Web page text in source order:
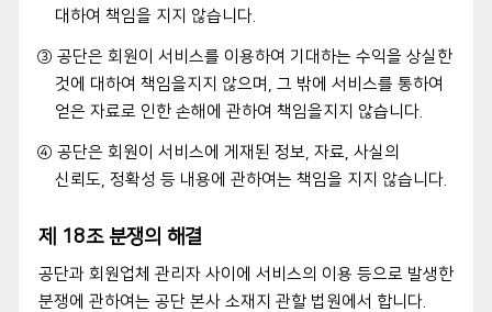
대하여 책임을 지지 않습니다.
③ 공단은 회원이 서비스를 이용하여 기대하는 수익을 상실한
것에 대하여 책임을지지 않으며, 그 밖에 서비스를 통하여
얻은 자료로 인한 손해에 관하여 책임을지지 않습니다.
④ 공단은 회원이 서비스에 게재된 정보, 자료, 사실의
신뢰도, 정확성 등 내용에 관하여는 책임을 지지 않습니다.
제 18조 분쟁의 해결
공단과 회원업체 관리자 사이에 서비스의 이용 등으로 발생한
분쟁에 관하여는 공단 본사 소재지 관할 법원에서 합니다.